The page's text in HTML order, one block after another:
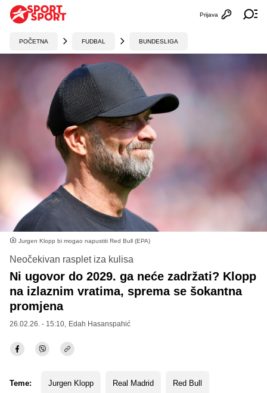
Otvori
Prijava
POČETNA FUDBAL BUNDESLIGA
Jurgen Klopp bi mogao napustiti Red Bull (EPA)
Neočekivan rasplet iza kulisa
Ni ugovor do 2029. ga neće zadržati? Klopp
na izlaznim vratima, sprema se šokantna
promjena
26.02.26. - 15:10, Edah Hasanspahić
Teme: Jurgen Klopp Real Madrid Red Bull